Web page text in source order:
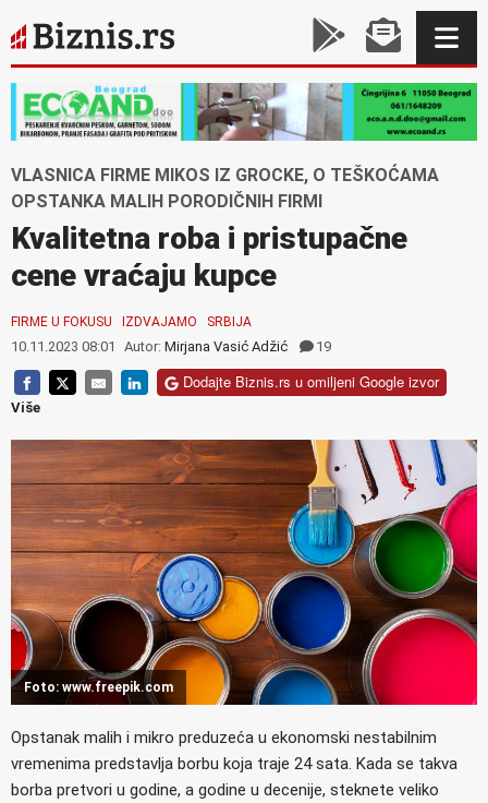
VLASNICA FIRME MIKOS IZ GROCKE, O TEŠKOĆAMA
OPSTANKA MALIH PORODIČNIH FIRMI
Kvalitetna roba i pristupačne
cene vraćaju kupce
FIRME U FOKUSU IZDVAJAMO SRBIJA
10.11.2023 08:01 Autor: Mirjana Vasić Adžić 19
Dodajte Biznis.rs u omiljeni Google izvor
Više
Foto: www.freepik.com
Opstanak malih i mikro preduzeća u ekonomski nestabilnim
vremenima predstavlja borbu koja traje 24 sata. Kada se takva
borba pretvori u godine, a godine u decenije, steknete veliko